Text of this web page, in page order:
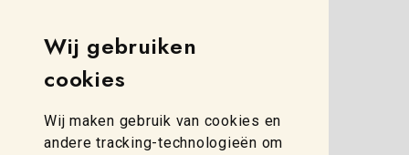
Wij gebruiken
cookies
Wij maken gebruik van cookies en
andere tracking-technologieën om
Simon Stevinweg 8
8013 NB Zwolle
zwolle@weidelco.nl